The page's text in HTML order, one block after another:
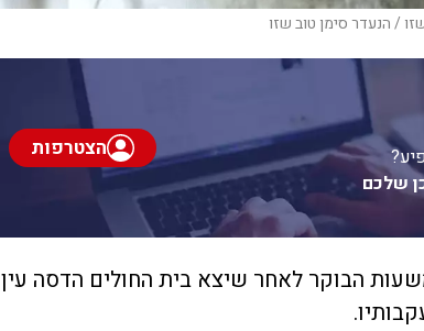
/ הנעדר סימן טוב שזו
שלכם
הצטרפות
בן ה 46 נעצר משעות הבוקר לאחר שיצא בית החולים הדסה עין